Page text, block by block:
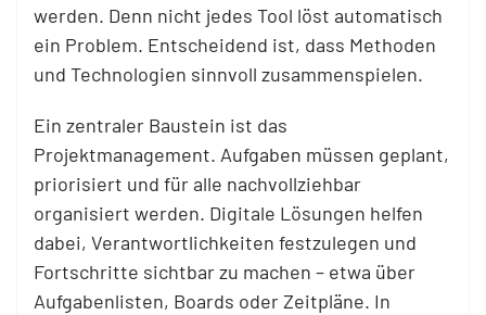
werden. Denn nicht jedes Tool löst automatisch
ein Problem. Entscheidend ist, dass Methoden
und Technologien sinnvoll zusammenspielen.
Ein zentraler Baustein ist das
Projektmanagement. Aufgaben müssen geplant,
priorisiert und für alle nachvollziehbar
organisiert werden. Digitale Lösungen helfen
dabei, Verantwortlichkeiten festzulegen und
Fortschritte sichtbar zu machen – etwa über
Aufgabenlisten, Boards oder Zeitpläne. In